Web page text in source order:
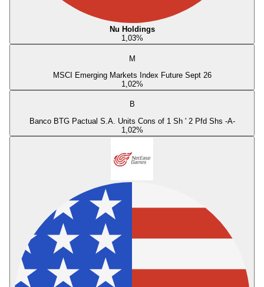
Nu Holdings
1,03%
M
MSCI Emerging Markets Index Future Sept 26
1,02%
B
Banco BTG Pactual S.A. Units Cons of 1 Sh ' 2 Pfd Shs -A-
1,02%